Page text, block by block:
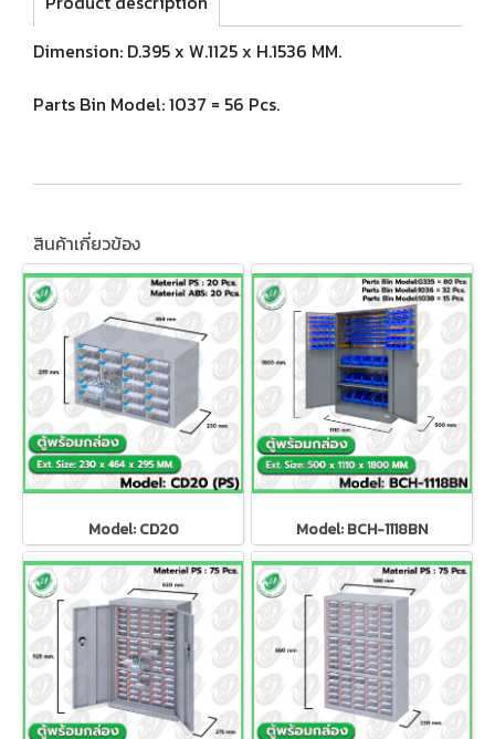
Dimension: D.395 x W.1125 x H.1536 MM.
Parts Bin Model: 1037 = 56 Pcs.
สินค้าเกี่ยวข้อง
Model: CD20 Model: BCH-1118BN